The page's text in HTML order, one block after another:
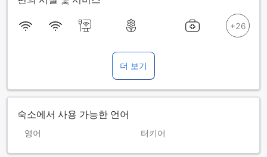
더 보기
숙소에서 사용 가능한 언어
영어 터키어